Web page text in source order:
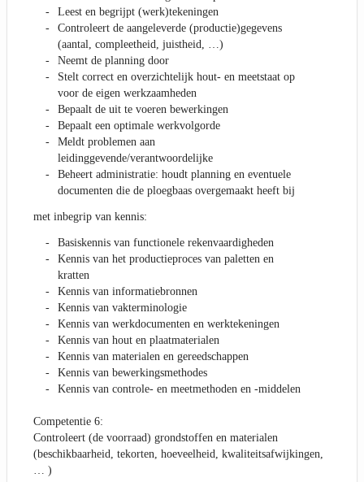
Leest en begrijpt (werk)tekeningen
Controleert de aangeleverde (productie)gegevens
(aantal, compleetheid, juistheid, …)
Neemt de planning door
Stelt correct en overzichtelijk hout- en meetstaat op
voor de eigen werkzaamheden
Bepaalt de uit te voeren bewerkingen
Bepaalt een optimale werkvolgorde
Meldt problemen aan
leidinggevende/verantwoordelijke
Beheert administratie: houdt planning en eventuele
documenten die de ploegbaas overgemaakt heeft bij
met inbegrip van kennis:
Basiskennis van functionele rekenvaardigheden
Kennis van het productieproces van paletten en
kratten
Kennis van informatiebronnen
Kennis van vakterminologie
Kennis van werkdocumenten en werktekeningen
Kennis van hout en plaatmaterialen
Kennis van materialen en gereedschappen
Kennis van bewerkingsmethodes
Kennis van controle- en meetmethoden en -middelen
Competentie 6:
Controleert (de voorraad) grondstoffen en materialen
(beschikbaarheid, tekorten, hoeveelheid, kwaliteitsafwijkingen,
… )